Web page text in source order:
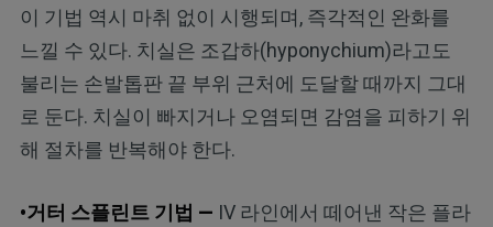
이 기법 역시 마취 없이 시행되며, 즉각적인 완화를
느낄 수 있다. 치실은 조갑하(hyponychium)라고도
불리는 손발톱판 끝 부위 근처에 도달할 때까지 그대
로 둔다. 치실이 빠지거나 오염되면 감염을 피하기 위
해 절차를 반복해야 한다.
•거터 스플린트 기법 — IV 라인에서 떼어낸 작은 플라